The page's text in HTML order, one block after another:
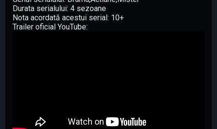
Durata serialului: 4 sezoane
Nota acordată acestui serial: 10+
Trailer oficial YouTube: